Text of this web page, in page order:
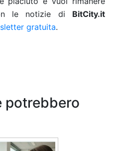
le notizie di BitCity.it
gratuita.
potrebbero